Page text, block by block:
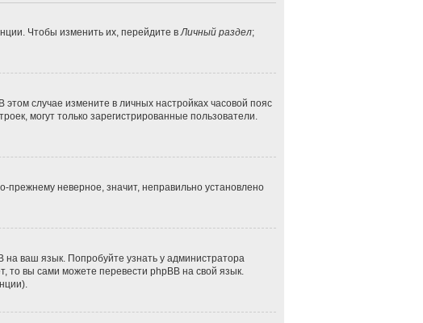
Чтобы изменить их, перейдите вЛичный раздел;
случае измените в личных настройках часовой пояс
могут только зарегистрированные пользователи.
прежнему неверное, значит, неправильно установлено
ваш язык. Попробуйте узнать у администратора
то вы сами можете перевести phpBB на свой язык.